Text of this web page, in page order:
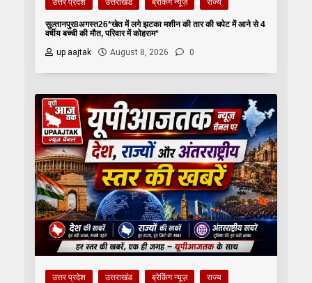
सुल्तानपुर8अगस्त26*खेत में लगे झटका मशीन की तार की चपेट में आने से 4
वर्षीय बच्ची की मौत, परिवार में कोहराम*
up aajtak
August 8, 2026 0
उत्तर प्रदेश उत्तराखंड ब्रेकिंग न्यूज़
राज्य